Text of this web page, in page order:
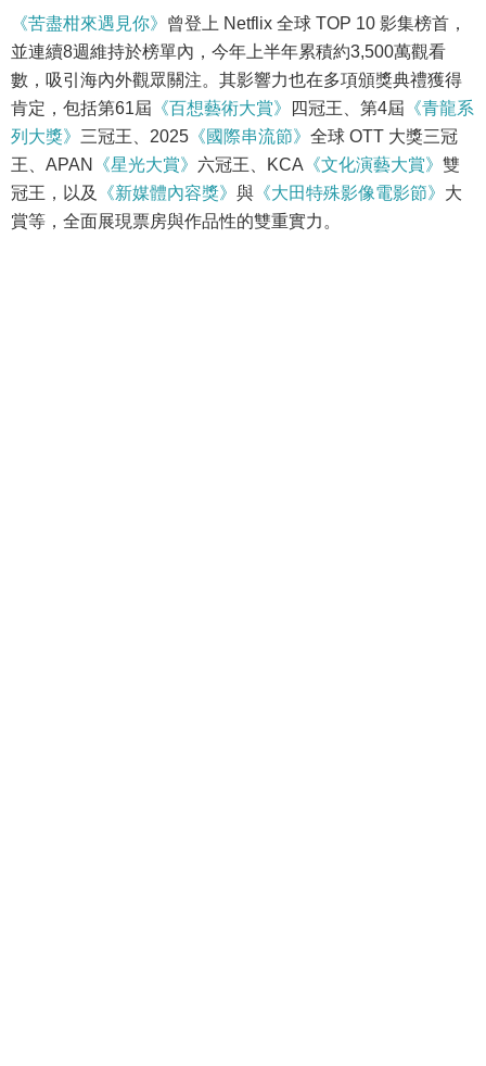
《苦盡柑來遇見你》 曾登上 Netflix 全球 TOP 10 影集榜首，
並連續8週維持於榜單內，今年上半年累積約3,500萬觀看
數，吸引海內外觀眾關注。其影響力也在多項頒獎典禮獲得
肯定，包括第61屆 《百想藝術大賞》 四冠王、第4屆 《青龍系
列大獎》 三冠王、2025 《國際串流節》 全球 OTT 大獎三冠
王、APAN
《星光大賞》 六冠王、KCA 《文化演藝大賞》 雙
冠王，以及
《新媒體內容獎》 與 《大田特殊影像電影節》 大
賞等，全面展現票房與作品性的雙重實力。